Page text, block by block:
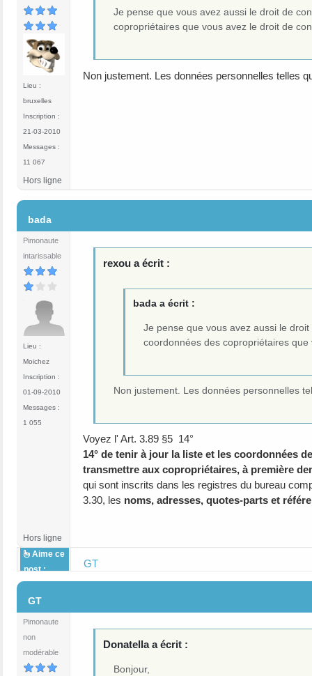
Lieu :
bruxelles
Inscription :
21-03-2010
Messages :
11 067
Je pense que vous avez aussi le droit de
copropriétaires que vous avez le droit de
Non justement. Les données personnelles telles
Hors ligne
bada
Pimonaute
intarissable
Lieu :
Moichez
Inscription :
01-09-2010
Messages :
1 055
rexou a écrit :
bada a écrit :
Je pense que vous avez aussi le
coordonnées des copropriétaires
Non justement. Les données personnelles
Voyez l' Art. 3.89 §5 14°
14° de tenir à jour la liste et les coordonnées
transmettre aux copropriétaires, à première
qui sont inscrits dans les registres du bureau
3.30, les noms, adresses, quotes-parts et
Hors ligne
Aime ce
post :
GT
GT
Pimonaute
non
modérable
Donatella a écrit :
Bonjour,